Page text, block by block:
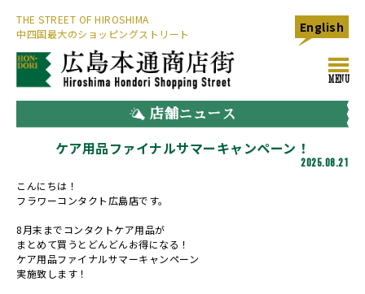
MENU
THE STREET OF HIROSHIMA
中四国最大のショッピングストリート
English
店舗ニュース
ケア用品ファイナルサマーキャンペーン！
2025.08.21
こんにちは！
フラワーコンタクト広島店です。
8月末までコンタクトケア用品が
まとめて買うとどんどんお得になる！
ケア用品ファイナルサマーキャンペーン
実施致します！